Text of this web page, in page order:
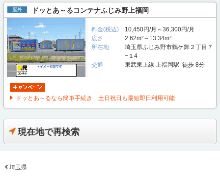
屋外 ドッとあ～るコンテナふじみ野上福岡
料金(税込)
10,450円/月～36,300円/月
広さ
2.62m²～13.34m²
所在地
埼玉県ふじみ野市鶴ケ舞２丁目７
−１4
交通
東武東上線 上福岡駅 徒歩 8分
ドッとあ～るなら簡単手続き 土日祝日も最短即日利用可能
現在地で再検索
埼玉県